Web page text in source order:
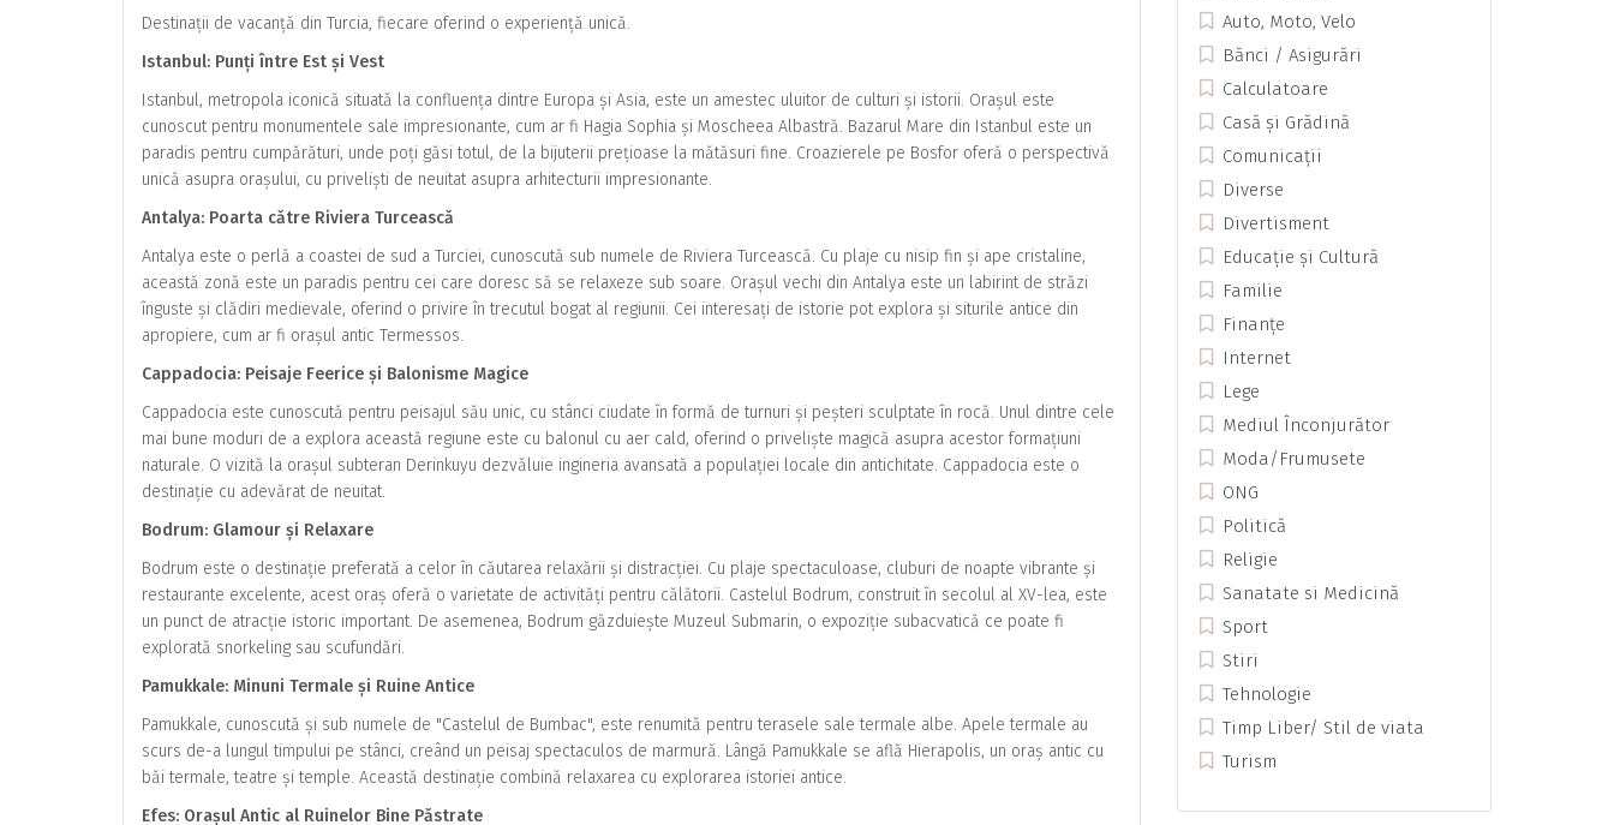
Destinații de vacanță din Turcia, fiecare oferind o experiență unică.
Istanbul: Punți între Est și Vest
Istanbul, metropola iconică situată la confluența dintre Europa și Asia, este un amestec uluitor de culturi și istorii. Orașul este
cunoscut pentru monumentele sale impresionante, cum ar fi Hagia Sophia și Moscheea Albastră. Bazarul Mare din Istanbul este un
paradis pentru cumpărături, unde poți găsi totul, de la bijuterii prețioase la mătăsuri fine. Croazierele pe Bosfor oferă o perspectivă
unică asupra orașului, cu priveliști de neuitat asupra arhitecturii impresionante.
Antalya: Poarta către Riviera Turcească
Antalya este o perlă a coastei de sud a Turciei, cunoscută sub numele de Riviera Turcească. Cu plaje cu nisip fin și ape cristaline,
această zonă este un paradis pentru cei care doresc să se relaxeze sub soare. Orașul vechi din Antalya este un labirint de străzi
înguste și clădiri medievale, oferind o privire în trecutul bogat al regiunii. Cei interesați de istorie pot explora și siturile antice din
apropiere, cum ar fi orașul antic Termessos.
Cappadocia: Peisaje Feerice și Balonisme Magice
Cappadocia este cunoscută pentru peisajul său unic, cu stânci ciudate în formă de turnuri și peșteri sculptate în rocă. Unul dintre cele
mai bune moduri de a explora această regiune este cu balonul cu aer cald, oferind o priveliște magică asupra acestor formațiuni
naturale. O vizită la orașul subteran Derinkuyu dezvăluie ingineria avansată a populației locale din antichitate. Cappadocia este o
destinație cu adevărat de neuitat.
Bodrum: Glamour și Relaxare
Bodrum este o destinație preferată a celor în căutarea relaxării și distracției. Cu plaje spectaculoase, cluburi de noapte vibrante și
restaurante excelente, acest oraș oferă o varietate de activități pentru călătorii. Castelul Bodrum, construit în secolul al XV-lea, este
un punct de atracție istoric important. De asemenea, Bodrum găzduiește Muzeul Submarin, o expoziție subacvatică ce poate fi
explorată snorkeling sau scufundări.
Pamukkale: Minuni Termale și Ruine Antice
Pamukkale, cunoscută și sub numele de "Castelul de Bumbac", este renumită pentru terasele sale termale albe. Apele termale au
scurs de-a lungul timpului pe stânci, creând un peisaj spectaculos de marmură. Lângă Pamukkale se află Hierapolis, un oraș antic cu
băi termale, teatre și temple. Această destinație combină relaxarea cu explorarea istoriei antice.
Efes: Orașul Antic al Ruinelor Bine Păstrate
Auto, Moto, Velo
Bănci / Asigurări
Calculatoare
Casă și Grădină
Comunicații
Diverse
Divertisment
Educație și Cultură
Familie
Finanțe
Internet
Lege
Mediul Înconjurător
Moda/Frumusete
ONG
Politică
Religie
Sanatate si Medicină
Sport
Stiri
Tehnologie
Timp Liber/ Stil de viata
Turism